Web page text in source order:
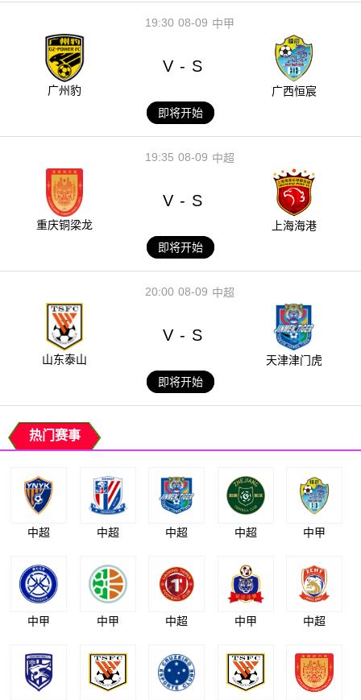
08-09
19:30 中甲
广州豹
V - S
广西恒宸
即将开始
08-09
19:35 中超
重庆铜梁龙
V - S
上海海港
即将开始
08-09
20:00 中超
山东泰山
V - S
天津津门虎
即将开始
热门赛事
中超 中超 中超 中超 中甲
中甲 中甲 中超 中甲 中超